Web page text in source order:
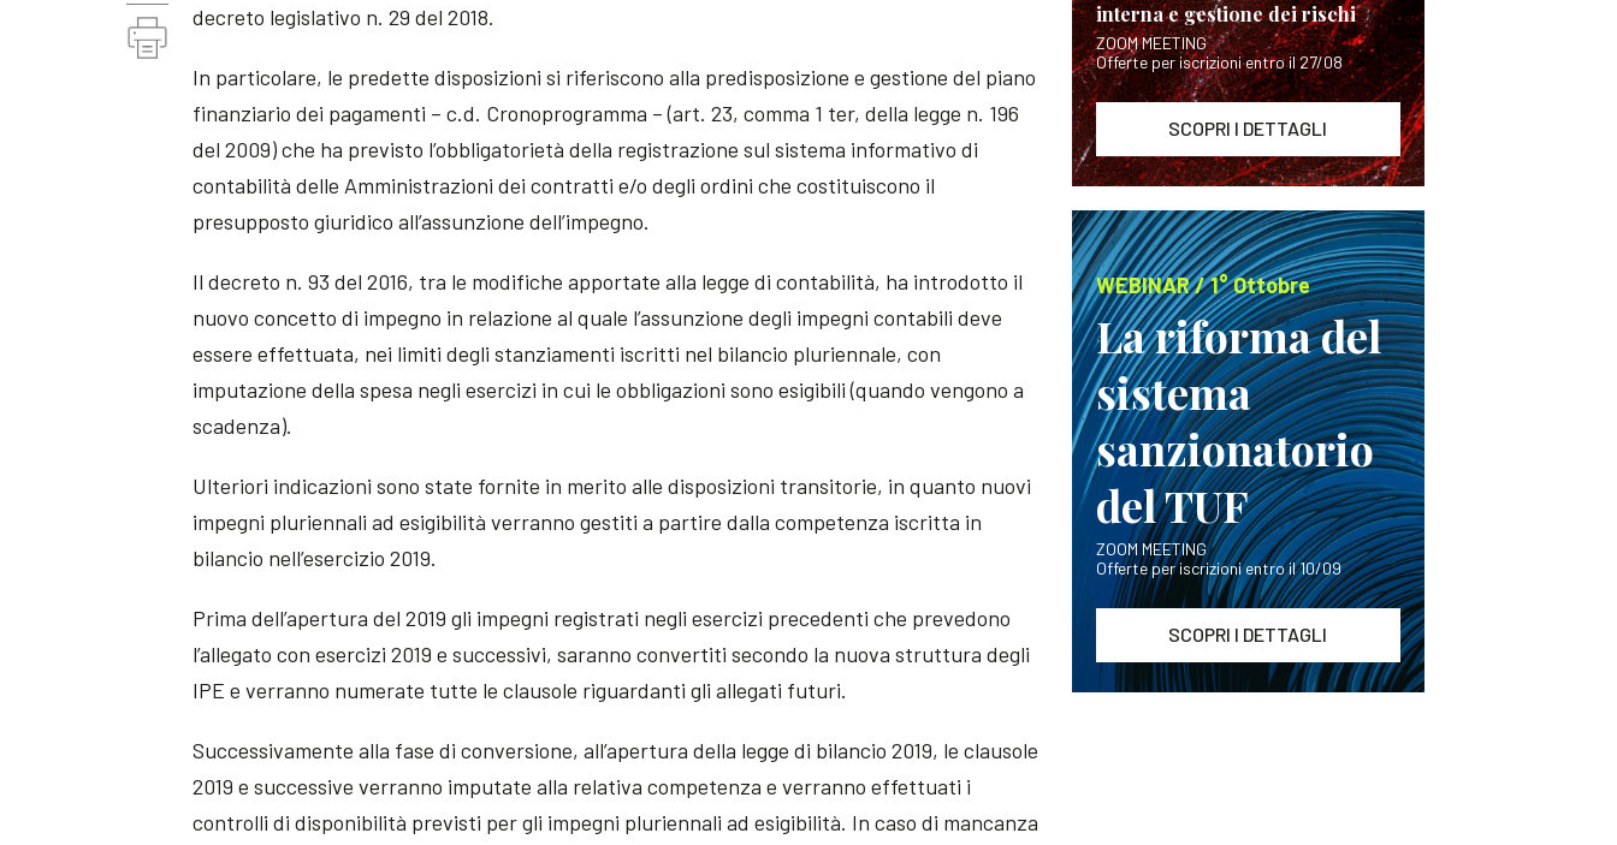
decreto legislativo n. 29 del 2018.
In particolare, le predette disposizioni si riferiscono alla predisposizione e gestione del piano
finanziario dei pagamenti – c.d. Cronoprogramma – (art. 23, comma 1 ter, della legge n. 196
del 2009) che ha previsto l’obbligatorietà della registrazione sul sistema informativo di
contabilità delle Amministrazioni dei contratti e/o degli ordini che costituiscono il
presupposto giuridico all’assunzione dell’impegno.
Il decreto n. 93 del 2016, tra le modifiche apportate alla legge di contabilità, ha introdotto il
nuovo concetto di impegno in relazione al quale l’assunzione degli impegni contabili deve
essere effettuata, nei limiti degli stanziamenti iscritti nel bilancio pluriennale, con
imputazione della spesa negli esercizi in cui le obbligazioni sono esigibili (quando vengono a
scadenza).
Ulteriori indicazioni sono state fornite in merito alle disposizioni transitorie, in quanto nuovi
impegni pluriennali ad esigibilità verranno gestiti a partire dalla competenza iscritta in
bilancio nell’esercizio 2019.
Prima dell’apertura del 2019 gli impegni registrati negli esercizi precedenti che prevedono
l’allegato con esercizi 2019 e successivi, saranno convertiti secondo la nuova struttura degli
IPE e verranno numerate tutte le clausole riguardanti gli allegati futuri.
Successivamente alla fase di conversione, all’apertura della legge di bilancio 2019, le clausole
2019 e successive verranno imputate alla relativa competenza e verranno effettuati i
controlli di disponibilità previsti per gli impegni pluriennali ad esigibilità. In caso di mancanza
interna e gestione dei rischi
ZOOM MEETING
Offerte per iscrizioni entro il 27/08
SCOPRI I DETTAGLI
WEBINAR / 1° Ottobre
La riforma del
sistema
sanzionatorio
del TUF
ZOOM MEETING
Offerte per iscrizioni entro il 10/09
SCOPRI I DETTAGLI